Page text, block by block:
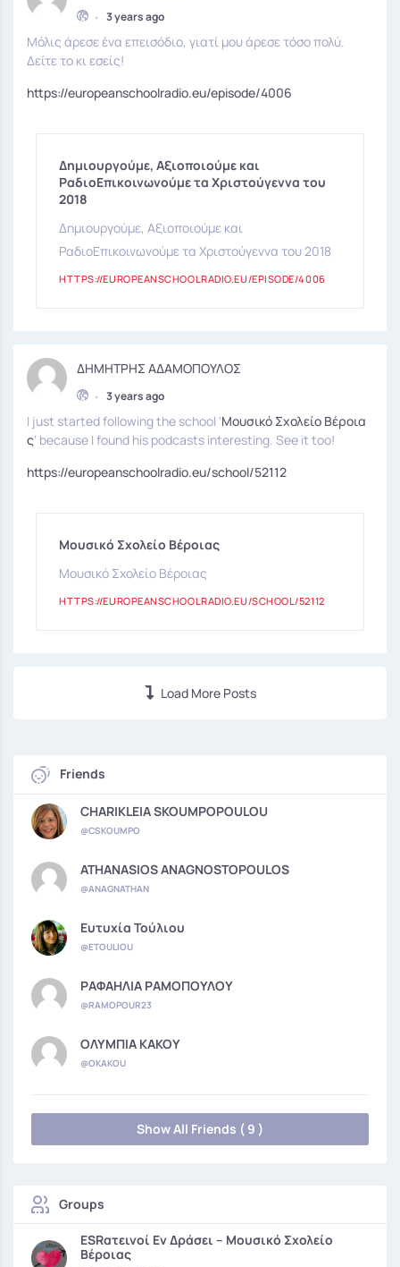
• 3 years ago
Μόλις άρεσε ένα επεισόδιο, γιατί μου άρεσε τόσο πολύ.
Δείτε το κι εσείς!
https://europeanschoolradio.eu/episode/4006
Δημιουργούμε, Αξιοποιούμε και
ΡαδιοΕπικοινωνούμε τα Χριστούγεννα του
2018
Δημιουργούμε, Αξιοποιούμε και
ΡαδιοΕπικοινωνούμε τα Χριστούγεννα του 2018
HTTPS://EUROPEANSCHOOLRADIO.EU/EPISODE/4006
ΔΗΜΗΤΡΗΣ ΑΔΑΜΟΠΟΥΛΟΣ
• 3 years ago
I just started following the school ‘Μουσικό Σχολείο Βέροια
ς‘ because I found his podcasts interesting. See it too!
https://europeanschoolradio.eu/school/52112
Μουσικό Σχολείο Βέροιας
Μουσικό Σχολείο Βέροιας
HTTPS://EUROPEANSCHOOLRADIO.EU/SCHOOL/52112
Load More Posts
Friends
CHARIKLEIA SKOUMPOPOULOU
@CSKOUMPO
ATHANASIOS ANAGNOSTOPOULOS
@ANAGNATHAN
Ευτυχία Τούλιου
@ETOULIOU
ΡΑΦΑΗΛΙΑ ΡΑΜΟΠΟΥΛΟΥ
@RAMOPOUR23
ΟΛΥΜΠΙΑ ΚΑΚΟΥ
@OKAKOU
Show All Friends ( 9 )
Groups
ESRατεινοί Εν Δράσει – Μουσικό Σχολείο
Βέροιας